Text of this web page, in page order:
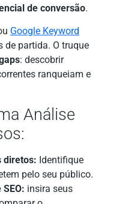
de conversão.
Google Keyword
de partida. O truque
: descobrir
ranqueiam e
Análise
diretos: Identifique
pelo seu público.
insira seus